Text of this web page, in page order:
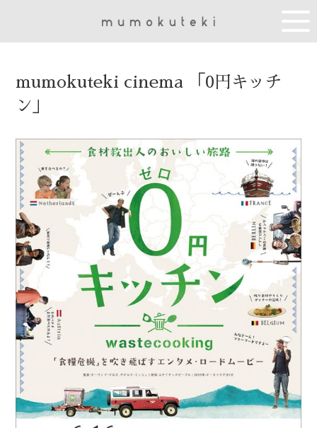
mumokuteki cinema 「0円キッチ
ン」